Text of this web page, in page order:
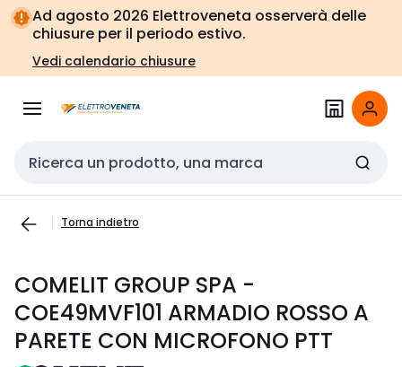
Vai alla
navigazione
Vai
alla
pagina
Ad agosto 2026 Elettroveneta osserverà delle
chiusure per il periodo estivo.
Vedi calendario chiusure
Cerca input
Torna indietro
COMELIT GROUP SPA -
COE49MVF101 ARMADIO ROSSO A
PARETE CON MICROFONO PTT